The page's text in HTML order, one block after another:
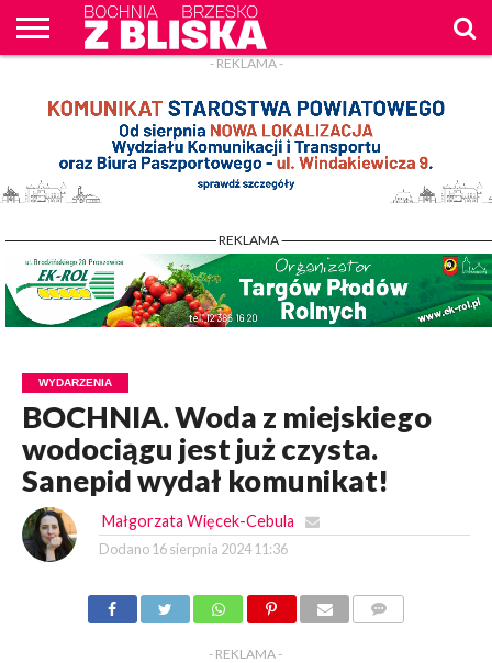
WPROST
REKLAM
- REKLAMA -
- REKLAMA -
WYDARZENIA
BOCHNIA. Woda z miejskiego
wodociągu jest już czysta.
Sanepid wydał komunikat!
Małgorzata Więcek-Cebula
Dodano 16 sierpnia 2024 11:36
- REKLAMA -